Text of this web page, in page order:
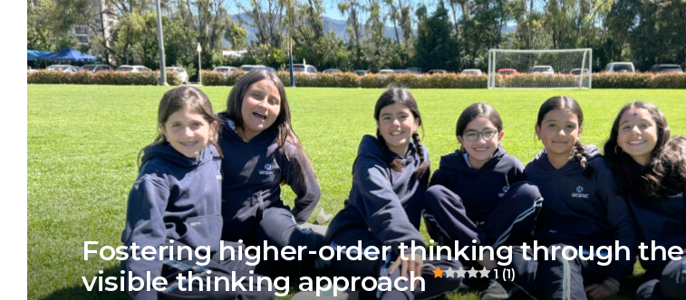
Fostering higher-order thinking through the
visible thinking approach
1 (1)